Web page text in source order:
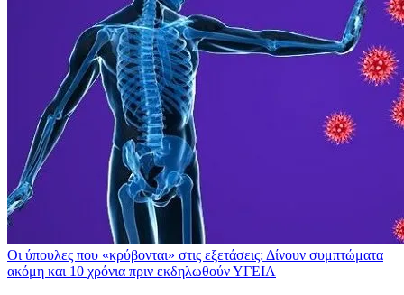
Οι ύπουλες που «κρύβονται» στις εξετάσεις: Δίνουν συμπτώματα
ακόμη και 10 χρόνια πριν εκδηλωθούνΥΓΕΙΑ